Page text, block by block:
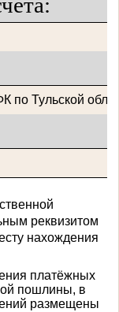
Тульской
реквизитом
нахождения
платёжных
пошлины, в
размещены